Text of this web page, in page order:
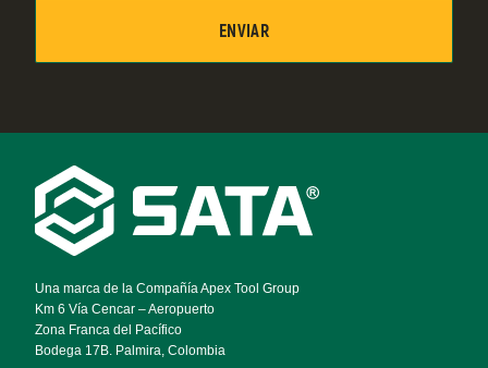
Footer
Navigation
Una marca de la Compañía Apex Tool Group
Km 6 Vía Cencar – Aeropuerto
Zona Franca del Pacífico
Bodega 17B. Palmira, Colombia